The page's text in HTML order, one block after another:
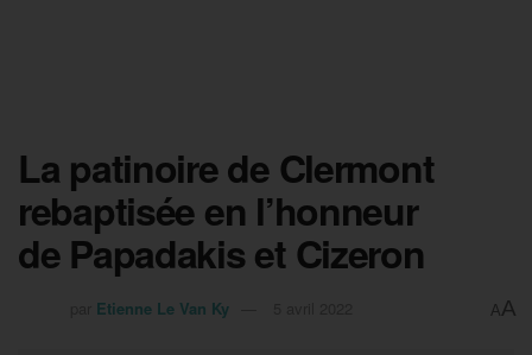
La patinoire de Clermont
rebaptisée en l’honneur
de Papadakis et Cizeron
Etienne Le Van Ky AA